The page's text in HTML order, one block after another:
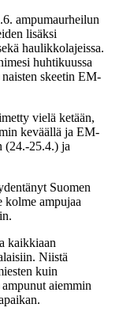
ampumaurheilun
lisäksi
haulikkolajeissa.
huhtikuussa
skeetin EM-
vielä ketään,
keväällä ja EM-
(24.-25.4.) ja
Suomen
ampujaa
kaikkiaan
Niistä
kuin
aiemmin